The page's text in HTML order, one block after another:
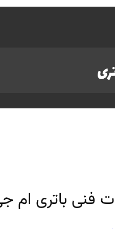
باتری ام